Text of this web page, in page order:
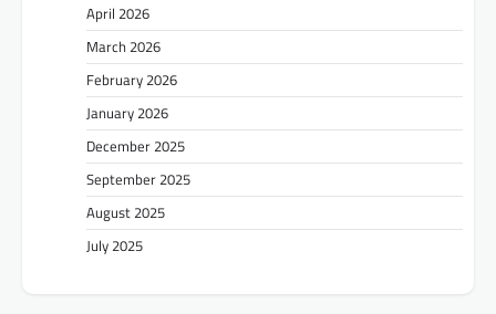
April 2026
March 2026
February 2026
January 2026
December 2025
September 2025
August 2025
July 2025